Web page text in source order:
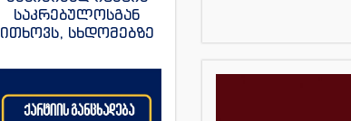
საკრებულოსგან
ითხოვს, სხდომებზე
ჟურნალისტებს
პირობები შეუქმნას